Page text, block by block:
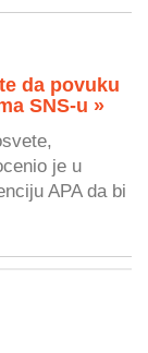
da povuku
SNS-u »
je u
APA da bi